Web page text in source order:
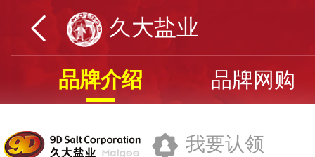
久大盐业
品牌介绍 品牌网购
我要认领